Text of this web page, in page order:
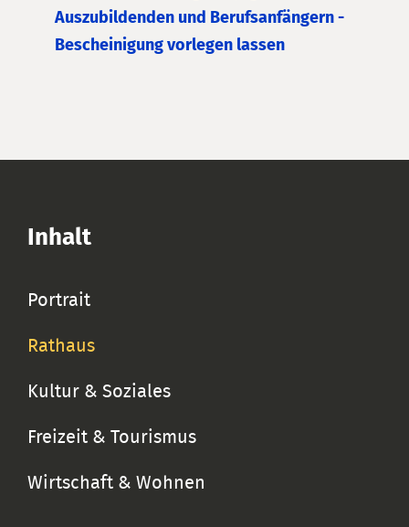
Auszubildenden und Berufsanfängern -
Bescheinigung vorlegen lassen
Inhalt
Portrait
Rathaus
Kultur & Soziales
Freizeit & Tourismus
Wirtschaft & Wohnen